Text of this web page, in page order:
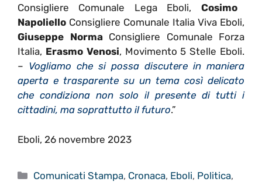
Consigliere Comunale Lega Eboli, Cosimo
Napoliello Consigliere Comunale Italia Viva Eboli,
Giuseppe NormaConsigliere Comunale Forza
Italia, Erasmo Venosi, Movimento 5 Stelle Eboli.
– Vogliamo che si possa discutere in maniera
aperta e trasparente su un tema così delicato
che condiziona non solo il presente di tutti i
cittadini, ma soprattutto il futuro.”
Eboli, 26 novembre 2023
Categorie
Comunicati Stampa, Cronaca, Eboli, Politica,